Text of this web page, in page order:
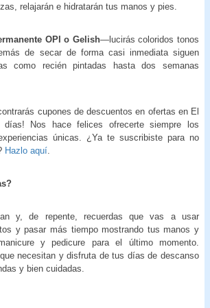
relajarán e hidratarán tus manos y pies.
OPI o Gelish—lucirás coloridos tonos
de secar de forma casi inmediata siguen
como recién pintadas hasta dos semanas
cupones de descuentos en ofertas en El
días! Nos hace felices ofrecerte siempre los
únicas. ¿Ya te suscribiste para no
Hazlo aquí
y, de repente, recuerdas que vas a usar
y pasar más tiempo mostrando tus manos y
y pedicure para el último momento.
necesitan y disfruta de tus días de descanso
y bien cuidadas.